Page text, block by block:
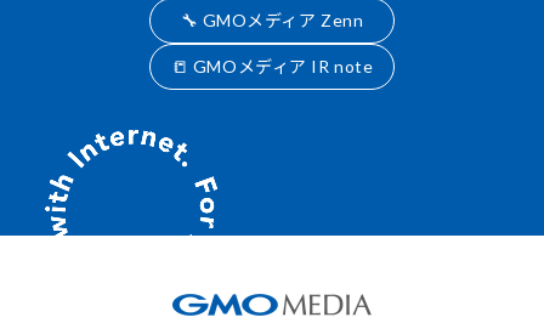
🔧 GMOメディア Zenn
📒 GMOメディア IR note